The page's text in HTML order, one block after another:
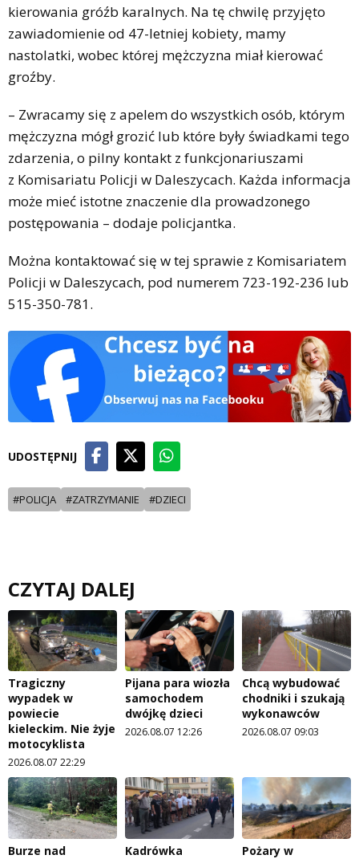
kierowania gróźb karalnych. Na tę chwilę przyjęto
zawiadomienie od 47-letniej kobiety, mamy
nastolatki, wobec której mężczyzna miał kierować
groźby.
– Zwracamy się z apelem do wszystkich osób, którym
mężczyzna mógł grozić lub które były świadkami tego
zdarzenia, o pilny kontakt z funkcjonariuszami
z Komisariatu Policji w Daleszycach. Każda informacja
może mieć istotne znaczenie dla prowadzonego
postępowania – dodaje policjantka.
Można kontaktować się w tej sprawie z Komisariatem
Policji w Daleszycach, pod numerem 723-192-236 lub
515-350-781.
UDOSTĘPNIJ
#POLICJA #ZATRZYMANIE #DZIECI
CZYTAJ DALEJ
Tragiczny
wypadek w
powiecie
kieleckim. Nie żyje
motocyklista
2026.08.07 22:29
Pijana para wiozła
samochodem
dwójkę dzieci
2026.08.07 12:26
Chcą wybudować
chodniki i szukają
wykonawców
2026.08.07 09:03
Burze nad
Kadrówka
Pożary w